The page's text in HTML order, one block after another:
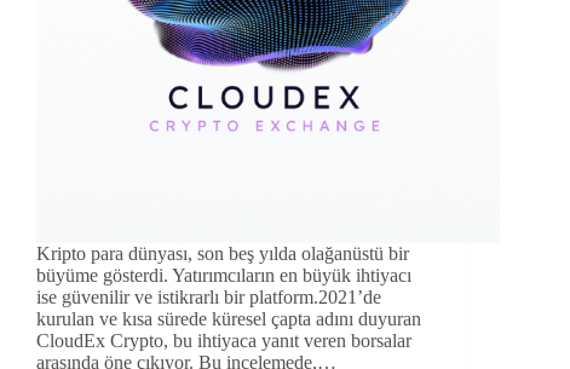
Kripto para dünyası, son beş yılda olağanüstü bir
büyüme gösterdi. Yatırımcıların en büyük ihtiyacı
ise güvenilir ve istikrarlı bir platform.2021’de
kurulan ve kısa sürede küresel çapta adını duyuran
CloudEx Crypto, bu ihtiyaca yanıt veren borsalar
arasında öne çıkıyor. Bu incelemede,…